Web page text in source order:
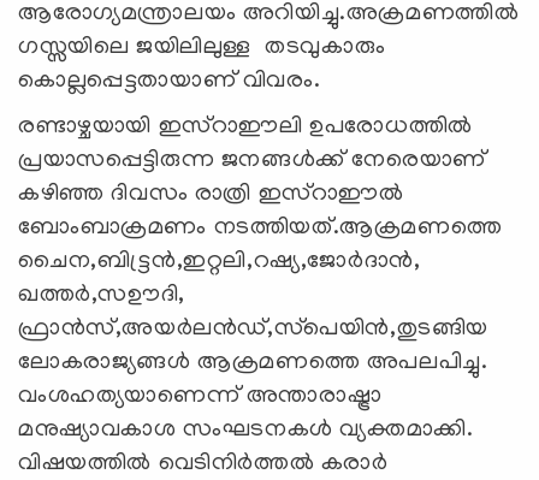
ആരോഗ്യമന്ത്രാലയം അറിയിച്ചു.അക്രമണത്തില്‍
ഗസ്സയിലെ ജയിലിലുള്ള തടവുകാരും
കൊല്ലപ്പെട്ടതായാണ് വിവരം.
രണ്ടാഴ്ചയായി ഇസ്‌റാഈലി ഉപരോധത്തില്‍
പ്രയാസപ്പെട്ടിരുന്ന ജനങ്ങള്‍ക്ക് നേരെയാണ്
കഴിഞ്ഞ ദിവസം രാത്രി ഇസ്‌റാഈല്‍
ബോംബാക്രമണം നടത്തിയത്.ആക്രമണത്തെ
ചൈന,ബിട്ട്രന്‍,ഇറ്റലി,റഷ്യ,ജോര്‍ദാന്‍,
ഖത്തര്‍,സഊദി,
ഫ്രാന്‍സ്,അയര്‍ലന്‍ഡ്,സ്‌പെയിന്‍,തുടങ്ങിയ
ലോകരാജ്യങ്ങള്‍ ആക്രമണത്തെ അപലപിച്ചു.
വംശഹത്യയാണെന്ന് അന്താരാഷ്ട്രാ
മനുഷ്യാവകാശ സംഘടനകള്‍ വ്യക്തമാക്കി.
വിഷയത്തില്‍ വെടിനിര്‍ത്തല്‍ കരാര്‍